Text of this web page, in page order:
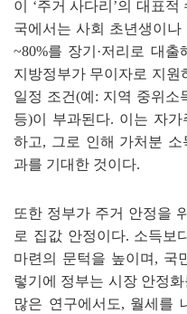
이 ‘주거 사다리 ’의 대표적
국에서는 사회 초년생이나
~80%를 장기 ·저리로 대출
지방정부가 무이자로 지원
일정 조건(예 : 지역 중위소
등)이 부과된다. 이는 자가
하고, 그로 인해 가처분
과를 기대한 것이다.
또한 정부가 주거 안정을
로 집값 안정이다. 소득보
마련의 문턱을 높이며 , 국
렇기에 정부는 시장 안정
많은 연구에서도, 월세를